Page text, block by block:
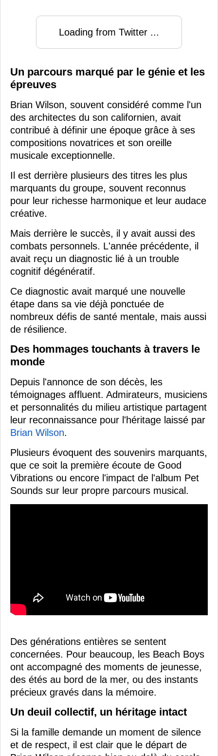
Loading from Twitter ...
Un parcours marqué par le génie et les
épreuves
Brian Wilson, souvent considéré comme l'un
des architectes du son californien, avait
contribué à définir une époque grâce à ses
compositions novatrices et son oreille
musicale exceptionnelle.
Il est derrière plusieurs des titres les plus
marquants du groupe, souvent reconnus
pour leur richesse harmonique et leur audace
créative.
Mais derrière le succès, il y avait aussi des
combats personnels. L'année précédente, il
avait reçu un diagnostic lié à un trouble
cognitif dégénératif.
Ce diagnostic avait marqué une nouvelle
étape dans sa vie déjà ponctuée de
nombreux défis de santé mentale, mais aussi
de résilience.
Des hommages touchants à travers le
monde
Depuis l'annonce de son décès, les
témoignages affluent. Admirateurs, musiciens
et personnalités du milieu artistique partagent
leur reconnaissance pour l'héritage laissé par
Brian Wilson.
Plusieurs évoquent des souvenirs marquants,
que ce soit la première écoute de Good
Vibrations ou encore l'impact de l'album Pet
Sounds sur leur propre parcours musical.
Des générations entières se sentent
concernées. Pour beaucoup, les Beach Boys
ont accompagné des moments de jeunesse,
des étés au bord de la mer, ou des instants
précieux gravés dans la mémoire.
Un deuil collectif, un héritage intact
Si la famille demande un moment de silence
et de respect, il est clair que le départ de